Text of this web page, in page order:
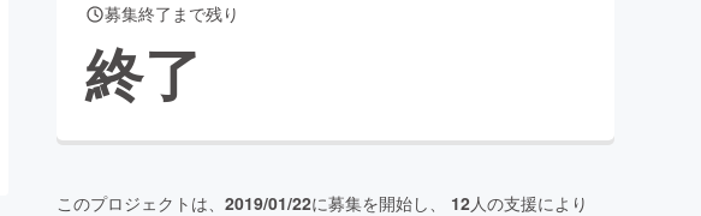
募集終了まで残り
終了
このプロジェクトは、 2019/01/22に募集を開始し、 12人の支援により